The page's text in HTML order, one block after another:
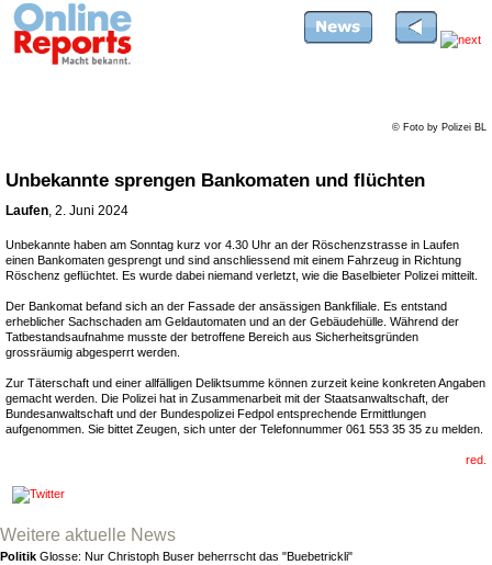
© Foto by Polizei BL
Unbekannte sprengen Bankomaten und flüchten
Laufen, 2. Juni 2024
Unbekannte haben am Sonntag kurz vor 4.30 Uhr an der Röschenzstrasse in Laufen
einen Bankomaten gesprengt und sind anschliessend mit einem Fahrzeug in Richtung
Röschenz geflüchtet. Es wurde dabei niemand verletzt, wie die Baselbieter Polizei mitteilt.
Der Bankomat befand sich an der Fassade der ansässigen Bankfiliale. Es entstand
erheblicher Sachschaden am Geldautomaten und an der Gebäudehülle. Während der
Tatbestandsaufnahme musste der betroffene Bereich aus Sicherheitsgründen
grossräumig abgesperrt werden.
Zur Täterschaft und einer allfälligen Deliktsumme können zurzeit keine konkreten Angaben
gemacht werden. Die Polizei hat in Zusammenarbeit mit der Staatsanwaltschaft, der
Bundesanwaltschaft und der Bundespolizei Fedpol entsprechende Ermittlungen
aufgenommen. Sie bittet Zeugen, sich unter der Telefonnummer 061 553 35 35 zu melden.
red.
Weitere aktuelle News
Politik Glosse: Nur Christoph Buser beherrscht das "Buebetrickli"